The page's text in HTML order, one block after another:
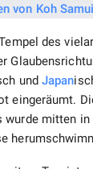
des
und Japan
eingeräumt.
wurde mitten